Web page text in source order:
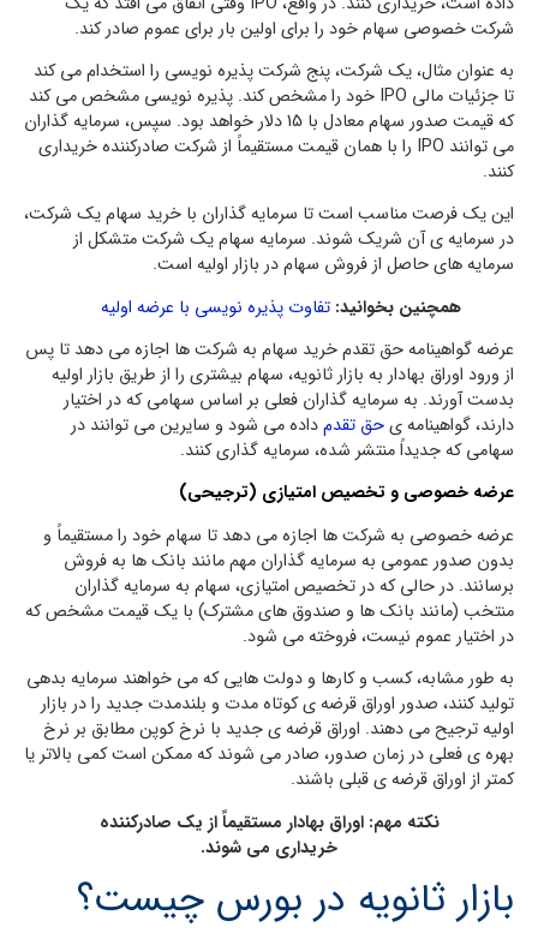
شرکت خصوصی سهام خود را برای اولین بار برای عموم صادر کند.
به عنوان مثال، یک شرکت، پنج شرکت پذیره نویسی را استخدام می کند
تا جزئیات مالی IPO خود را مشخص کند. پذیره نویسی مشخص می کند
که قیمت صدور سهام معادل با 15 دلار خواهد بود. سپس، سرمایه گذاران
می توانند IPO را با همان قیمت مستقیماً از شرکت صادرکننده خریداری
کنند.
این یک فرصت مناسب است تا سرمایه گذاران با خرید سهام یک شرکت،
در سرمایه ی آن شریک شوند. سرمایه سهام یک شرکت متشکل از
سرمایه های حاصل از فروش سهام در بازار اولیه است.
همچنین بخوانید: تفاوت پذیره نویسی با عرضه اولیه
عرضه گواهینامه حق تقدم خرید سهام به شرکت ها اجازه می دهد تا پس
از ورود اوراق بهادار به بازار ثانویه، سهام بیشتری را از طریق بازار اولیه
بدست آورند. به سرمایه گذاران فعلی بر اساس سهامی که در اختیار
دارند، گواهینامه یحق تقدمداده می شود و سایرین می توانند در
سهامی که جدیداً منتشر شده، سرمایه گذاری کنند.
عرضه خصوصی و تخصیص امتیازی (ترجیحی)
عرضه خصوصی به شرکت ها اجازه می دهد تا سهام خود را مستقیماً و
بدون صدور عمومی به سرمایه گذاران مهم مانند بانک ها به فروش
برسانند. در حالی که در تخصیص امتیازی، سهام به سرمایه گذاران
منتخب (مانند بانک ها و صندوق های مشترک) با یک قیمت مشخص که
در اختیار عموم نیست، فروخته می شود.
به طور مشابه، کسب و کارها و دولت هایی که می خواهند سرمایه بدهی
تولید کنند، صدور اوراق قرضه ی کوتاه مدت و بلندمدت جدید را در بازار
اولیه ترجیح می دهند. اوراق قرضه ی جدید با نرخ کوپن مطابق بر نرخ
بهره ی فعلی در زمان صدور، صادر می شوند که ممکن است کمی بالاتر یا
کمتر از اوراق قرضه ی قبلی باشند.
نکته مهم: اوراق بهادار مستقیماً از یک صادرکننده
خریداری می شوند.
بازار ثانویه در بورس چیست؟